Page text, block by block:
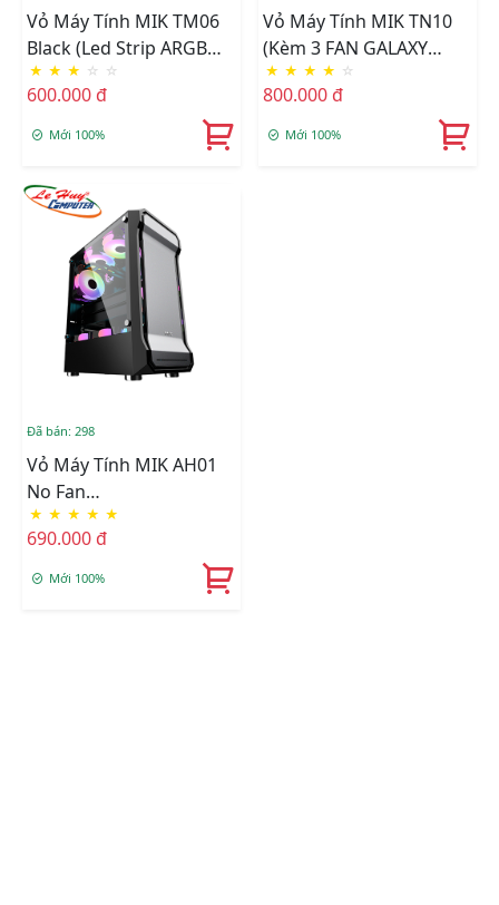
Vỏ Máy Tính MIK TM06
Black (Led Strip ARGB
Sync Main)
★ ★ ★ ☆ ☆
600.000 đ
Mới 100%
Vỏ Máy Tính MIK TN10
(kèm 3 FAN GALAXY
RGB)
★ ★ ★ ★ ☆
800.000 đ
Mới 100%
Đã bán: 298
Vỏ Máy Tính MIK AH01
No Fan
(Đen/Trắng/Hồng)
★ ★ ★ ★ ★
690.000 đ
Mới 100%